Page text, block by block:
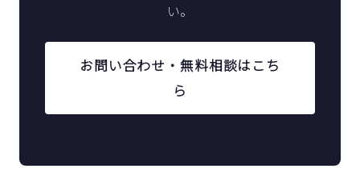
い。
お問い合わせ・無料相談はこち
ら